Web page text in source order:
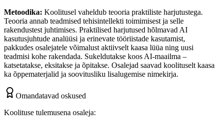
Metoodika: Koolitusel vaheldub teooria praktiliste harjutustega.
Teooria annab teadmised tehisintellekti toimimisest ja selle
rakendustest juhtimises. Praktilised harjutused hõlmavad AI
kasutusjuhtude analüüsi ja erinevate tööriistade kasutamist,
pakkudes osalejatele võimalust aktiivselt kaasa lüüa ning uusi
teadmisi kohe rakendada. Sukeldutakse koos AI-maailma –
katsetatakse, eksitakse ja õpitakse. Osalejad saavad koolituselt kaasa
ka õppematerjalid ja soovitusliku lisalugemise nimekirja.
Omandatavad oskused
Koolituse tulemusena osaleja: